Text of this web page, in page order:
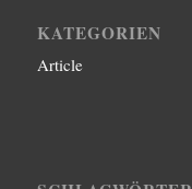
KATEGORIEN
Article